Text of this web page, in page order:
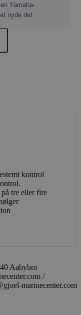
Yamaha-
nyde det.
kontrol
tre eller fire
Aabybro
/
marinecenter.com
Intuition
gjoel-